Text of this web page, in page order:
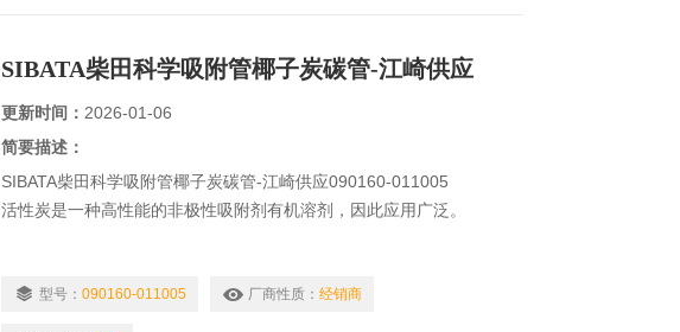
SIBATA柴田科学吸附管椰子炭碳管-江崎供应
更新时间： 2026-01-06
简要描述：
SIBATA柴田科学吸附管椰子炭碳管-江崎供应090160-011005
活性炭是一种高性能的非极性吸附剂有机溶剂，因此应用广泛。
型号： 090160-011005 厂商性质： 经销商